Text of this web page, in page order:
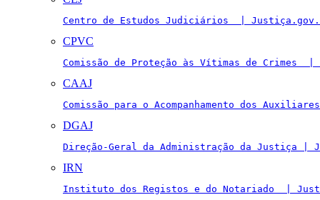
Centro de Estudos Judiciários  |
CPVC
Comissão de Proteção às Vítimas de Crimes
CAAJ
Comissão para o Acompanhamento dos
DGAJ
Direção-Geral da Administração da Justiça |
IRN
Instituto dos Registos e do Notariado  |